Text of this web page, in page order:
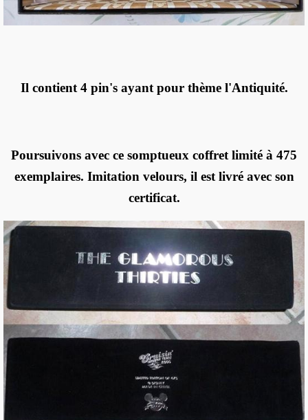
Il contient 4 pin's ayant pour thème l'Antiquité.
Poursuivons avec ce somptueux coffret limité à 475
exemplaires. Imitation velours, il est livré avec son
certificat.